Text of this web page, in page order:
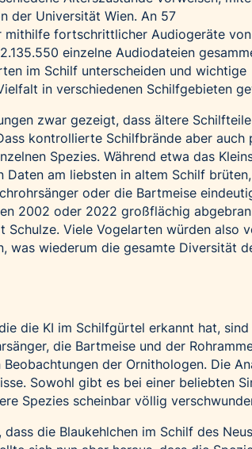
der Universität Wien. An 57
fortschrittlicher Audiogeräte
einzelne Audiodateien
im Schilf unterscheiden und wichtige
in verschiedenen Schilfgebieten
zwar gezeigt, dass ältere
kontrollierte Schilfbrände aber auch
Spezies. Während etwa das
Daten am liebsten in altem Schilf brüten,
oder die Bartmeise
2002 oder 2022 großflächig
Schulze. Viele Vogelarten würden also
was wiederum die gesamte Diversität
die KI im Schilfgürtel erkannt hat, sind
die Bartmeise und der
der Ornithologen. Die
Sowohl gibt es bei einer beliebten
Spezies scheinbar völlig
die Blaukehlchen im Schilf des